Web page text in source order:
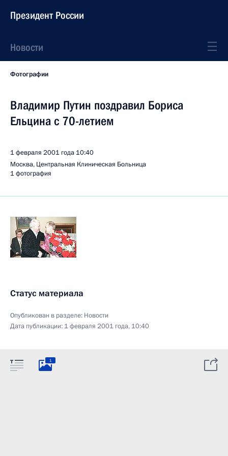
Президент России
Новости
Фотографии
Владимир Путин поздравил Бориса
Ельцина с 70-летием
1 февраля 2001 года 10:40
Москва, Центральная Клиническая Больница
1 фотография
Статус материала
Опубликован в разделе: Новости
Дата публикации: 1 февраля 2001 года, 10:40
1